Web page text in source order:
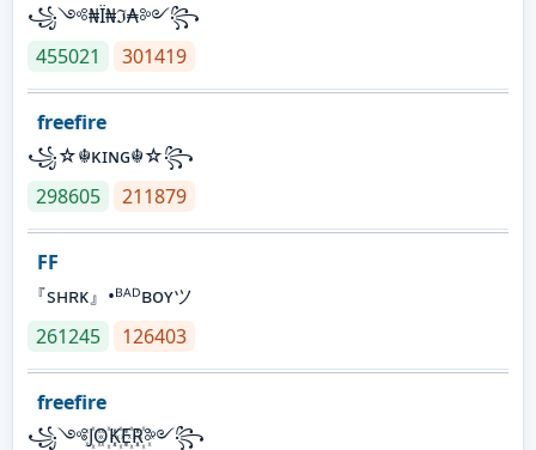
꧁༺₦Ї₦ℑ₳༻꧂
455021
301419
freefire
꧁☆☬κɪɴɢ☬☆꧂
298605
211879
FF
『sʜʀᴋ』•ᴮᴬᴰʙᴏʏツ
261245
126403
freefire
꧁༺J꙰O꙰K꙰E꙰R꙰༻꧂